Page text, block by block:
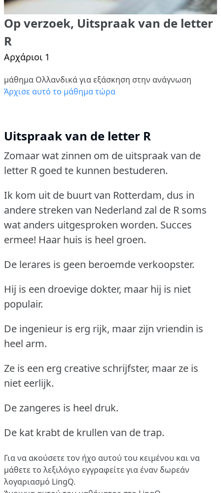
Op verzoek, Uitspraak van de letter
R
Αρχάριοι 1
μάθημα Ολλανδικά για εξάσκηση στην ανάγνωση
Άρχισε αυτό το μάθημα τώρα
Uitspraak van de letter R
Zomaar wat zinnen om de uitspraak van de
letter R goed te kunnen bestuderen.
Ik kom uit de buurt van Rotterdam, dus in
andere streken van Nederland zal de R soms
wat anders uitgesproken worden. Succes
ermee! Haar huis is heel groen.
De lerares is geen beroemde verkoopster.
Hij is een droevige dokter, maar hij is niet
populair.
De ingenieur is erg rijk, maar zijn vriendin is
heel arm.
Ze is een erg creative schrijfster, maar ze is
niet eerlijk.
De zangeres is heel druk.
De kat krabt de krullen van de trap.
Για να ακούσετε τον ήχο αυτού του κειμένου και να
μάθετε το λεξιλόγιο εγγραφείτε για έναν δωρεάν
λογαριασμό LingQ.